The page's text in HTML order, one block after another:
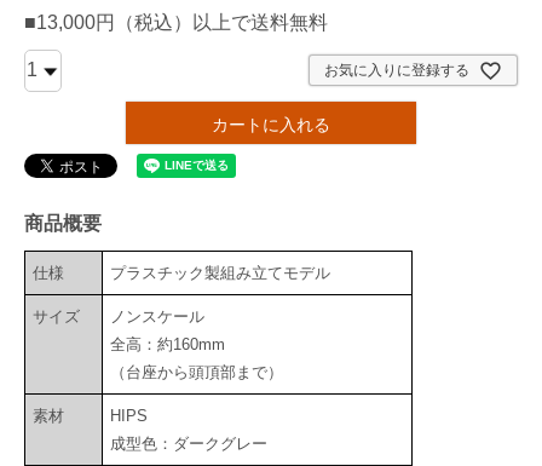
■13,000円（税込）以上で送料無料
お気に入りに登録する
カートに入れる
商品概要
仕様 プラスチック製組み立てモデル
サイズ
ノンスケール
全高：約160mm
（台座から頭頂部まで）
素材
HIPS
成型色：ダークグレー